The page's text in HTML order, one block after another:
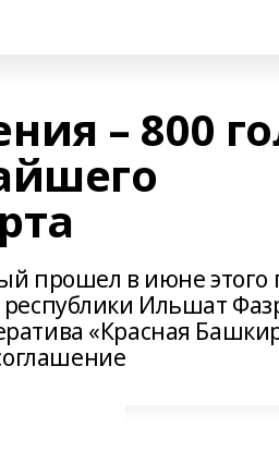
– 800
прошел в июне этого
республики Ильшат
«Красная